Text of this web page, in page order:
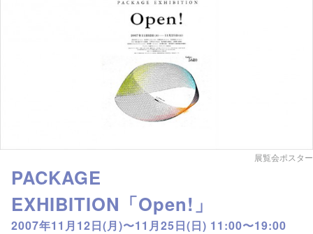
展覧会ポスター
PACKAGE
EXHIBITION「Open!」
2007年11月12日(月)〜11月25日(日) 11:00〜19:00